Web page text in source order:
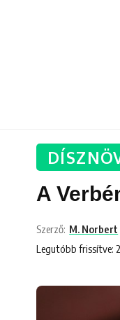
A
Legutóbb frissítve:
Szerző: M. Norbert